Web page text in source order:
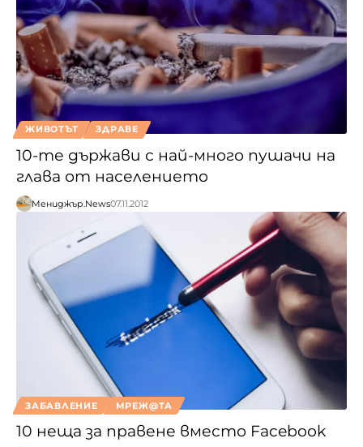
ЖИВОТЪТ ЗДРАВЕ
10-те държави с най-много пушачи на
глава от населението
Мениджър.News07.11.2012
ЗАБАВЛЕНИЕ МРЕЖ@ТА
10 неща за правене вместо Facebook